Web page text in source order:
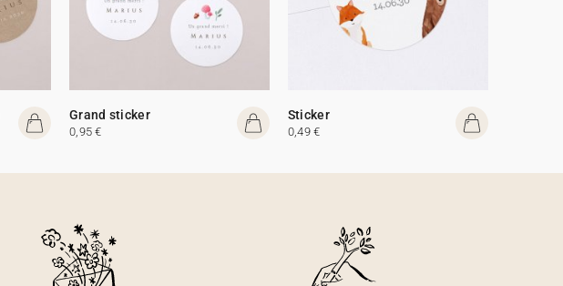
Grand sticker
0,95 €
Sticker
0,49 €